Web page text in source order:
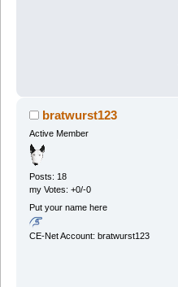
bratwurst123
Active Member
Posts: 18
my Votes: +0/-0
Put your name here
CE-Net Account: bratwurst123